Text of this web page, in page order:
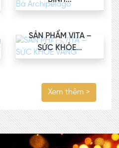
SẢN PHẨM VITA –
SỨC KHỎE...
Xem thêm >